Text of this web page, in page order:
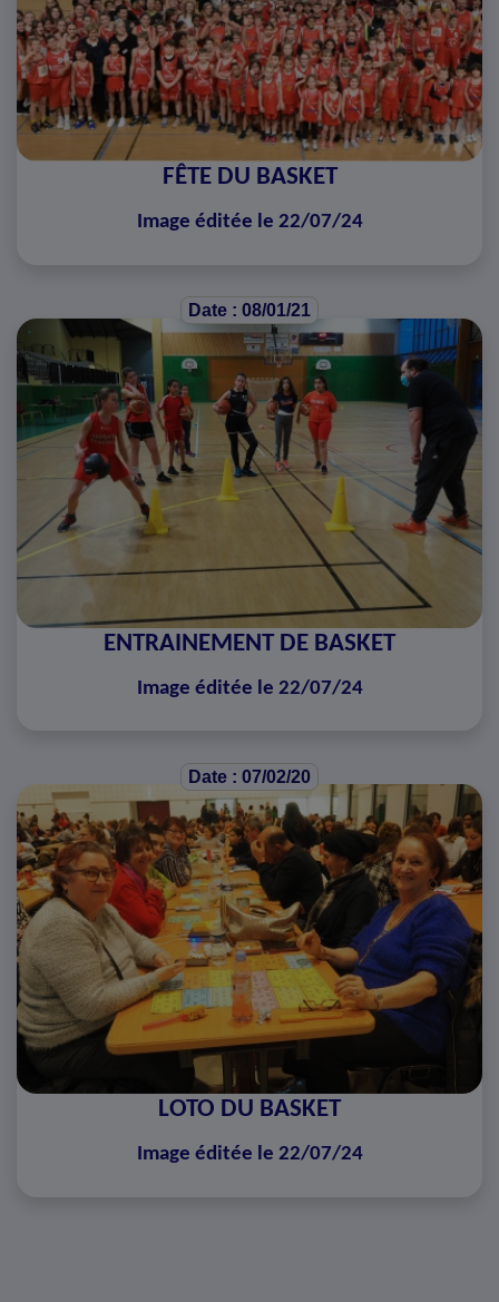
FÊTE DU BASKET
Image éditée le 22/07/24
Date : 08/01/21
ENTRAINEMENT DE BASKET
Image éditée le 22/07/24
Date : 07/02/20
LOTO DU BASKET
Image éditée le 22/07/24